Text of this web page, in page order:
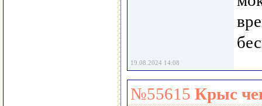
19.08.2024 14:08
№55615 Крыс